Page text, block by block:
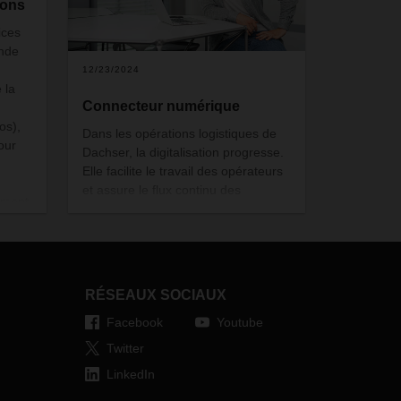
et
12/23/2024
Connecteur numérique
Dans les opérations logistiques de
Dachser, la digitalisation progresse.
Elle facilite le travail des opérateurs
notes par des tablettes.
RÉSEAUX SOCIAUX
Facebook
Twitter
LinkedIn
Youtube